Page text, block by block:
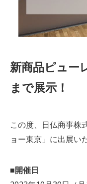
新商品ピュー
まで展示！
この度、日仏商事株
ョー東京」に出展い
■開催日